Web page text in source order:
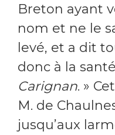
Breton ayant
nom et ne le
levé, et a dit
donc à la
Carignan. »
M. de
jusqu’aux